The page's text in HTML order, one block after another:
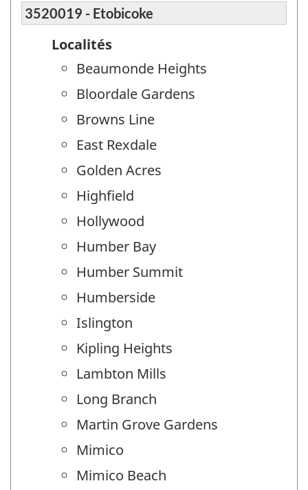
3520019 - Etobicoke
Localités
Beaumonde Heights
Bloordale Gardens
Browns Line
East Rexdale
Golden Acres
Highfield
Hollywood
Humber Bay
Humber Summit
Humberside
Islington
Kipling Heights
Lambton Mills
Long Branch
Martin Grove Gardens
Mimico
Mimico Beach